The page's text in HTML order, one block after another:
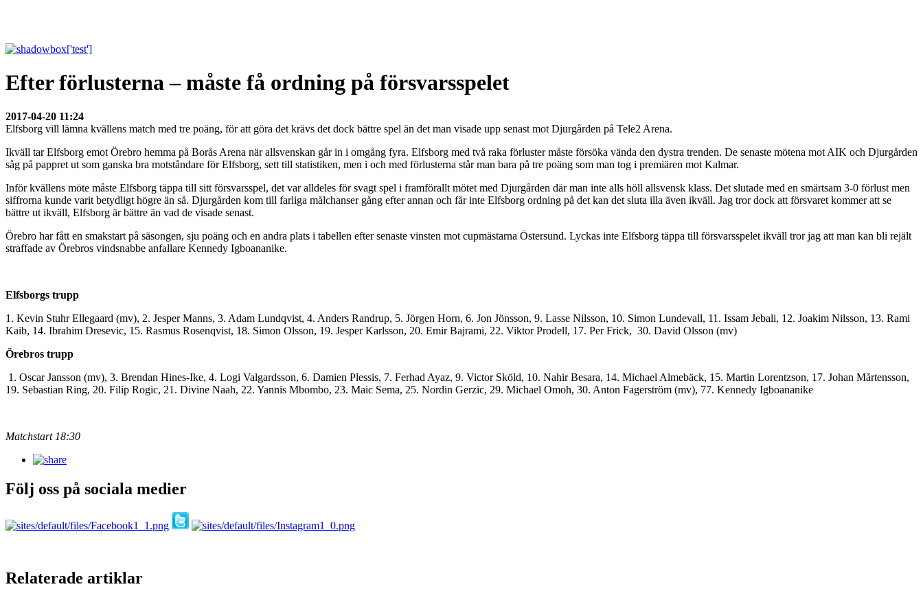
Efter förlusterna – måste få ordning på försvarsspelet
2017-04-20 11:24
Elfsborg vill lämna kvällens match med tre poäng, för att göra det krävs det dock bättre spel än det man visade upp senast mot Djurgården på Tele2 Arena.
Ikväll tar Elfsborg emot Örebro hemma på Borås Arena när allsvenskan går in i omgång fyra. Elfsborg med två raka förluster måste försöka vända den dystra trenden. De senaste mötena mot AIK och Djurgården
såg på pappret ut som ganska bra motståndare för Elfsborg, sett till statistiken, men i och med förlusterna står man bara på tre poäng som man tog i premiären mot Kalmar.
Inför kvällens möte måste Elfsborg täppa till sitt försvarsspel, det var alldeles för svagt spel i framförallt mötet med Djurgården där man inte alls höll allsvensk klass. Det slutade med en smärtsam 3-0 förlust men
siffrorna kunde varit betydligt högre än så. Djurgården kom till farliga målchanser gång efter annan och får inte Elfsborg ordning på det kan det sluta illa även ikväll. Jag tror dock att försvaret kommer att se
bättre ut ikväll, Elfsborg är bättre än vad de visade senast.
Örebro har fått en smakstart på säsongen, sju poäng och en andra plats i tabellen efter senaste vinsten mot cupmästarna Östersund. Lyckas inte Elfsborg täppa till försvarsspelet ikväll tror jag att man kan bli rejält
straffade av Örebros vindsnabbe anfallare Kennedy Igboananike.
Elfsborgs trupp
1. Kevin Stuhr Ellegaard (mv), 2. Jesper Manns, 3. Adam Lundqvist, 4. Anders Randrup, 5. Jörgen Horn, 6. Jon Jönsson, 9. Lasse Nilsson, 10. Simon Lundevall, 11. Issam Jebali, 12. Joakim Nilsson, 13. Rami
Kaib, 14. Ibrahim Dresevic, 15. Rasmus Rosenqvist, 18. Simon Olsson, 19. Jesper Karlsson, 20. Emir Bajrami, 22. Viktor Prodell, 17. Per Frick, 30. David Olsson (mv)
Örebros trupp
1. Oscar Jansson (mv), 3. Brendan Hines-Ike, 4. Logi Valgardsson, 6. Damien Plessis, 7. Ferhad Ayaz, 9. Victor Sköld, 10. Nahir Besara, 14. Michael Almebäck, 15. Martin Lorentzson, 17. Johan Mårtensson,
19. Sebastian Ring, 20. Filip Rogic, 21. Divine Naah, 22. Yannis Mbombo, 23. Maic Sema, 25. Nordin Gerzic, 29. Michael Omoh, 30. Anton Fagerström (mv), 77. Kennedy Igboananike
Matchstart 18:30
Följ oss på sociala medier
Relaterade artiklar